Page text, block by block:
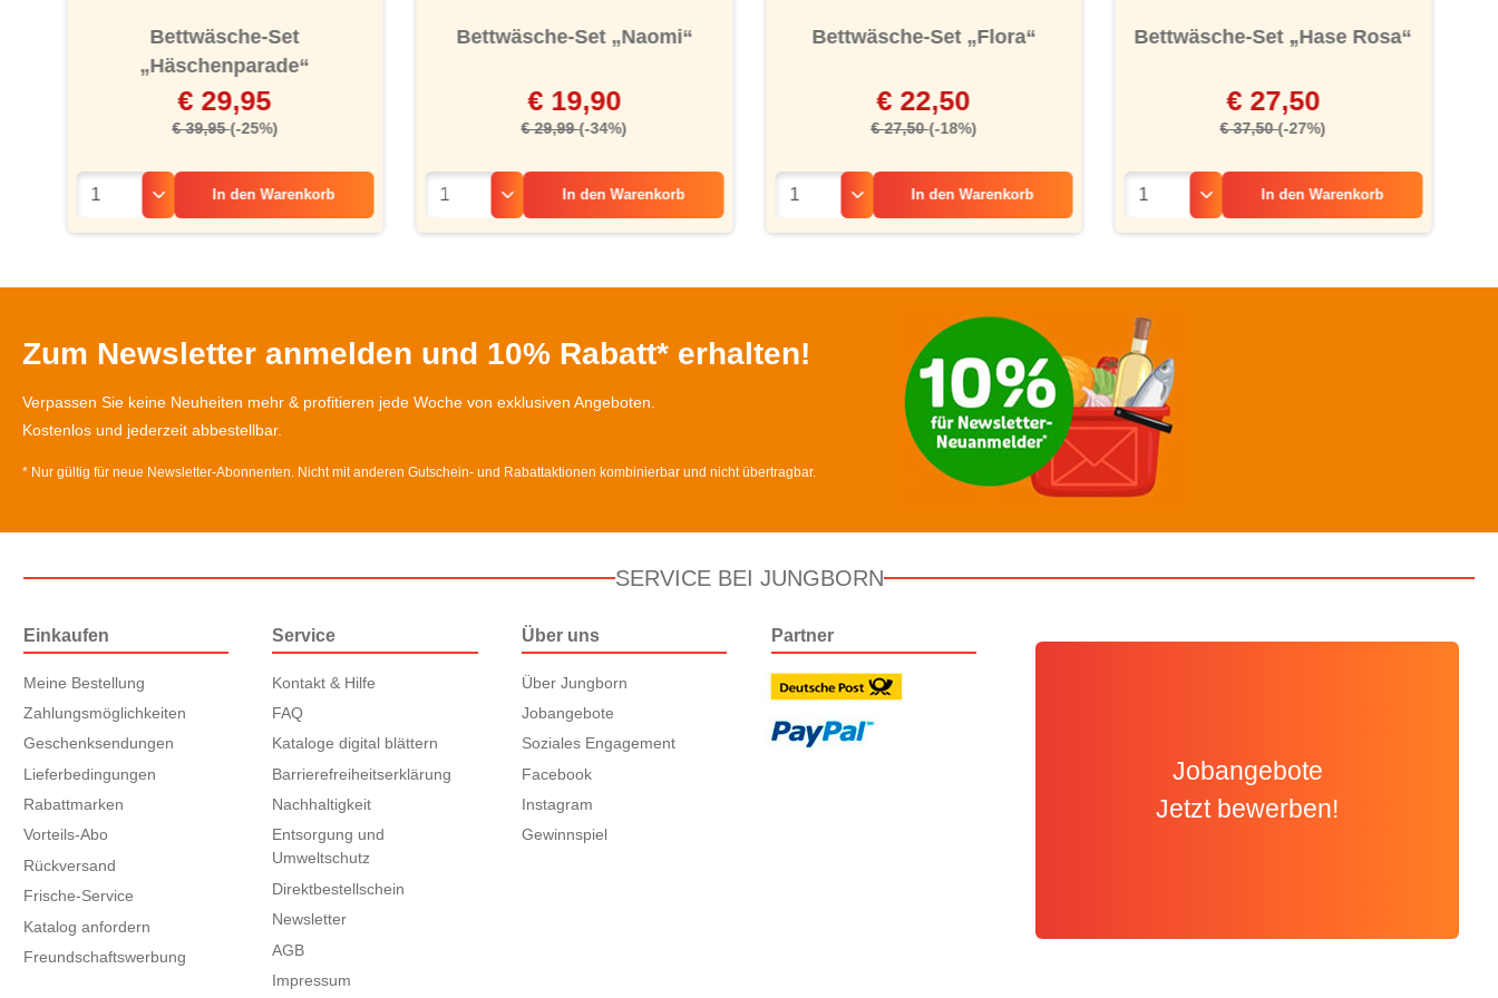
Bettwäsche-Set
„Häschenparade“
€ 29,95
€ 39,95(-25%)
In den Warenkorb
Bettwäsche-Set „Naomi“
€ 19,90
€ 29,99(-34%)
In den Warenkorb
Bettwäsche-Set „Flora“
€ 22,50
€ 27,50(-18%)
In den Warenkorb
Bettwäsche-Set „Hase Rosa“
€ 27,50
€ 37,50(-27%)
In den Warenkorb
Zum Newsletter anmelden und 10% Rabatt* erhalten!
Verpassen Sie keine Neuheiten mehr & profitieren jede Woche von exklusiven Angeboten.
Kostenlos und jederzeit abbestellbar.
* Nur gültig für neue Newsletter-Abonnenten. Nicht mit anderen Gutschein- und Rabattaktionen kombinierbar und nicht übertragbar.
SERVICE BEI JUNGBORN
Einkaufen
Meine Bestellung
Zahlungsmöglichkeiten
Geschenksendungen
Lieferbedingungen
Rabattmarken
Vorteils-Abo
Rückversand
Frische-Service
Katalog anfordern
Freundschaftswerbung
Service
Kontakt & Hilfe
FAQ
Kataloge digital blättern
Barrierefreiheitserklärung
Nachhaltigkeit
Entsorgung und
Umweltschutz
Direktbestellschein
Newsletter
AGB
Impressum
Über uns
Über Jungborn
Jobangebote
Soziales Engagement
Facebook
Instagram
Gewinnspiel
Partner
Jobangebote
Jetzt bewerben!